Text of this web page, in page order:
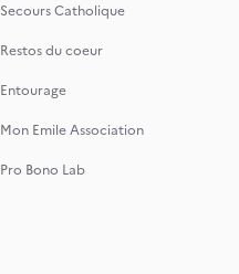
Secours Catholique
Restos du coeur
Entourage
Mon Emile Association
Pro Bono Lab